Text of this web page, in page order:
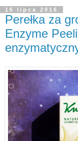
16 lipca 2016
Perełka za
Enzyme